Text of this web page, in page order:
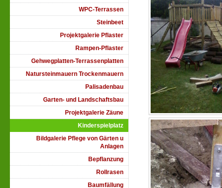
WPC-Terrassen
Steinbeet
Projektgalerie Pflaster
Rampen-Pflaster
Gehwegplatten-Terrassenplatten
Natursteinmauern Trockenmauern
Palisadenbau
Garten- und Landschaftsbau
Projektgalerie Zäune
Kinderspielplatz
Bildgalerie Pflege von Gärten u
Anlagen
Bepflanzung
Rollrasen
Baumfällung